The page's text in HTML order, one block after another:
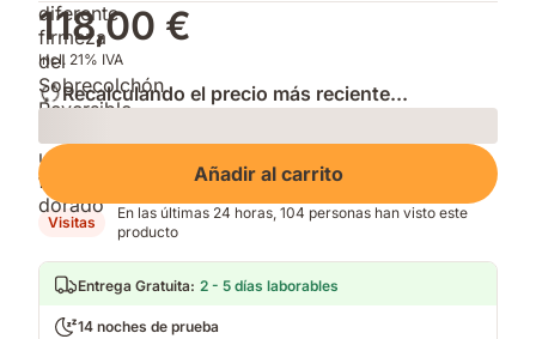
118,00 €
Incl. 21% IVA
Recalculando el precio más reciente...
Loading
Añadir al carrito
Visitas
En las últimas 24 horas, 104 personas han visto este
producto
Entrega Gratuita: 2 - 5 días laborables
14 noches de prueba